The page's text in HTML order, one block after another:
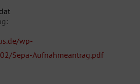
wp-
Sepa-Aufnahmeantrag.pdf